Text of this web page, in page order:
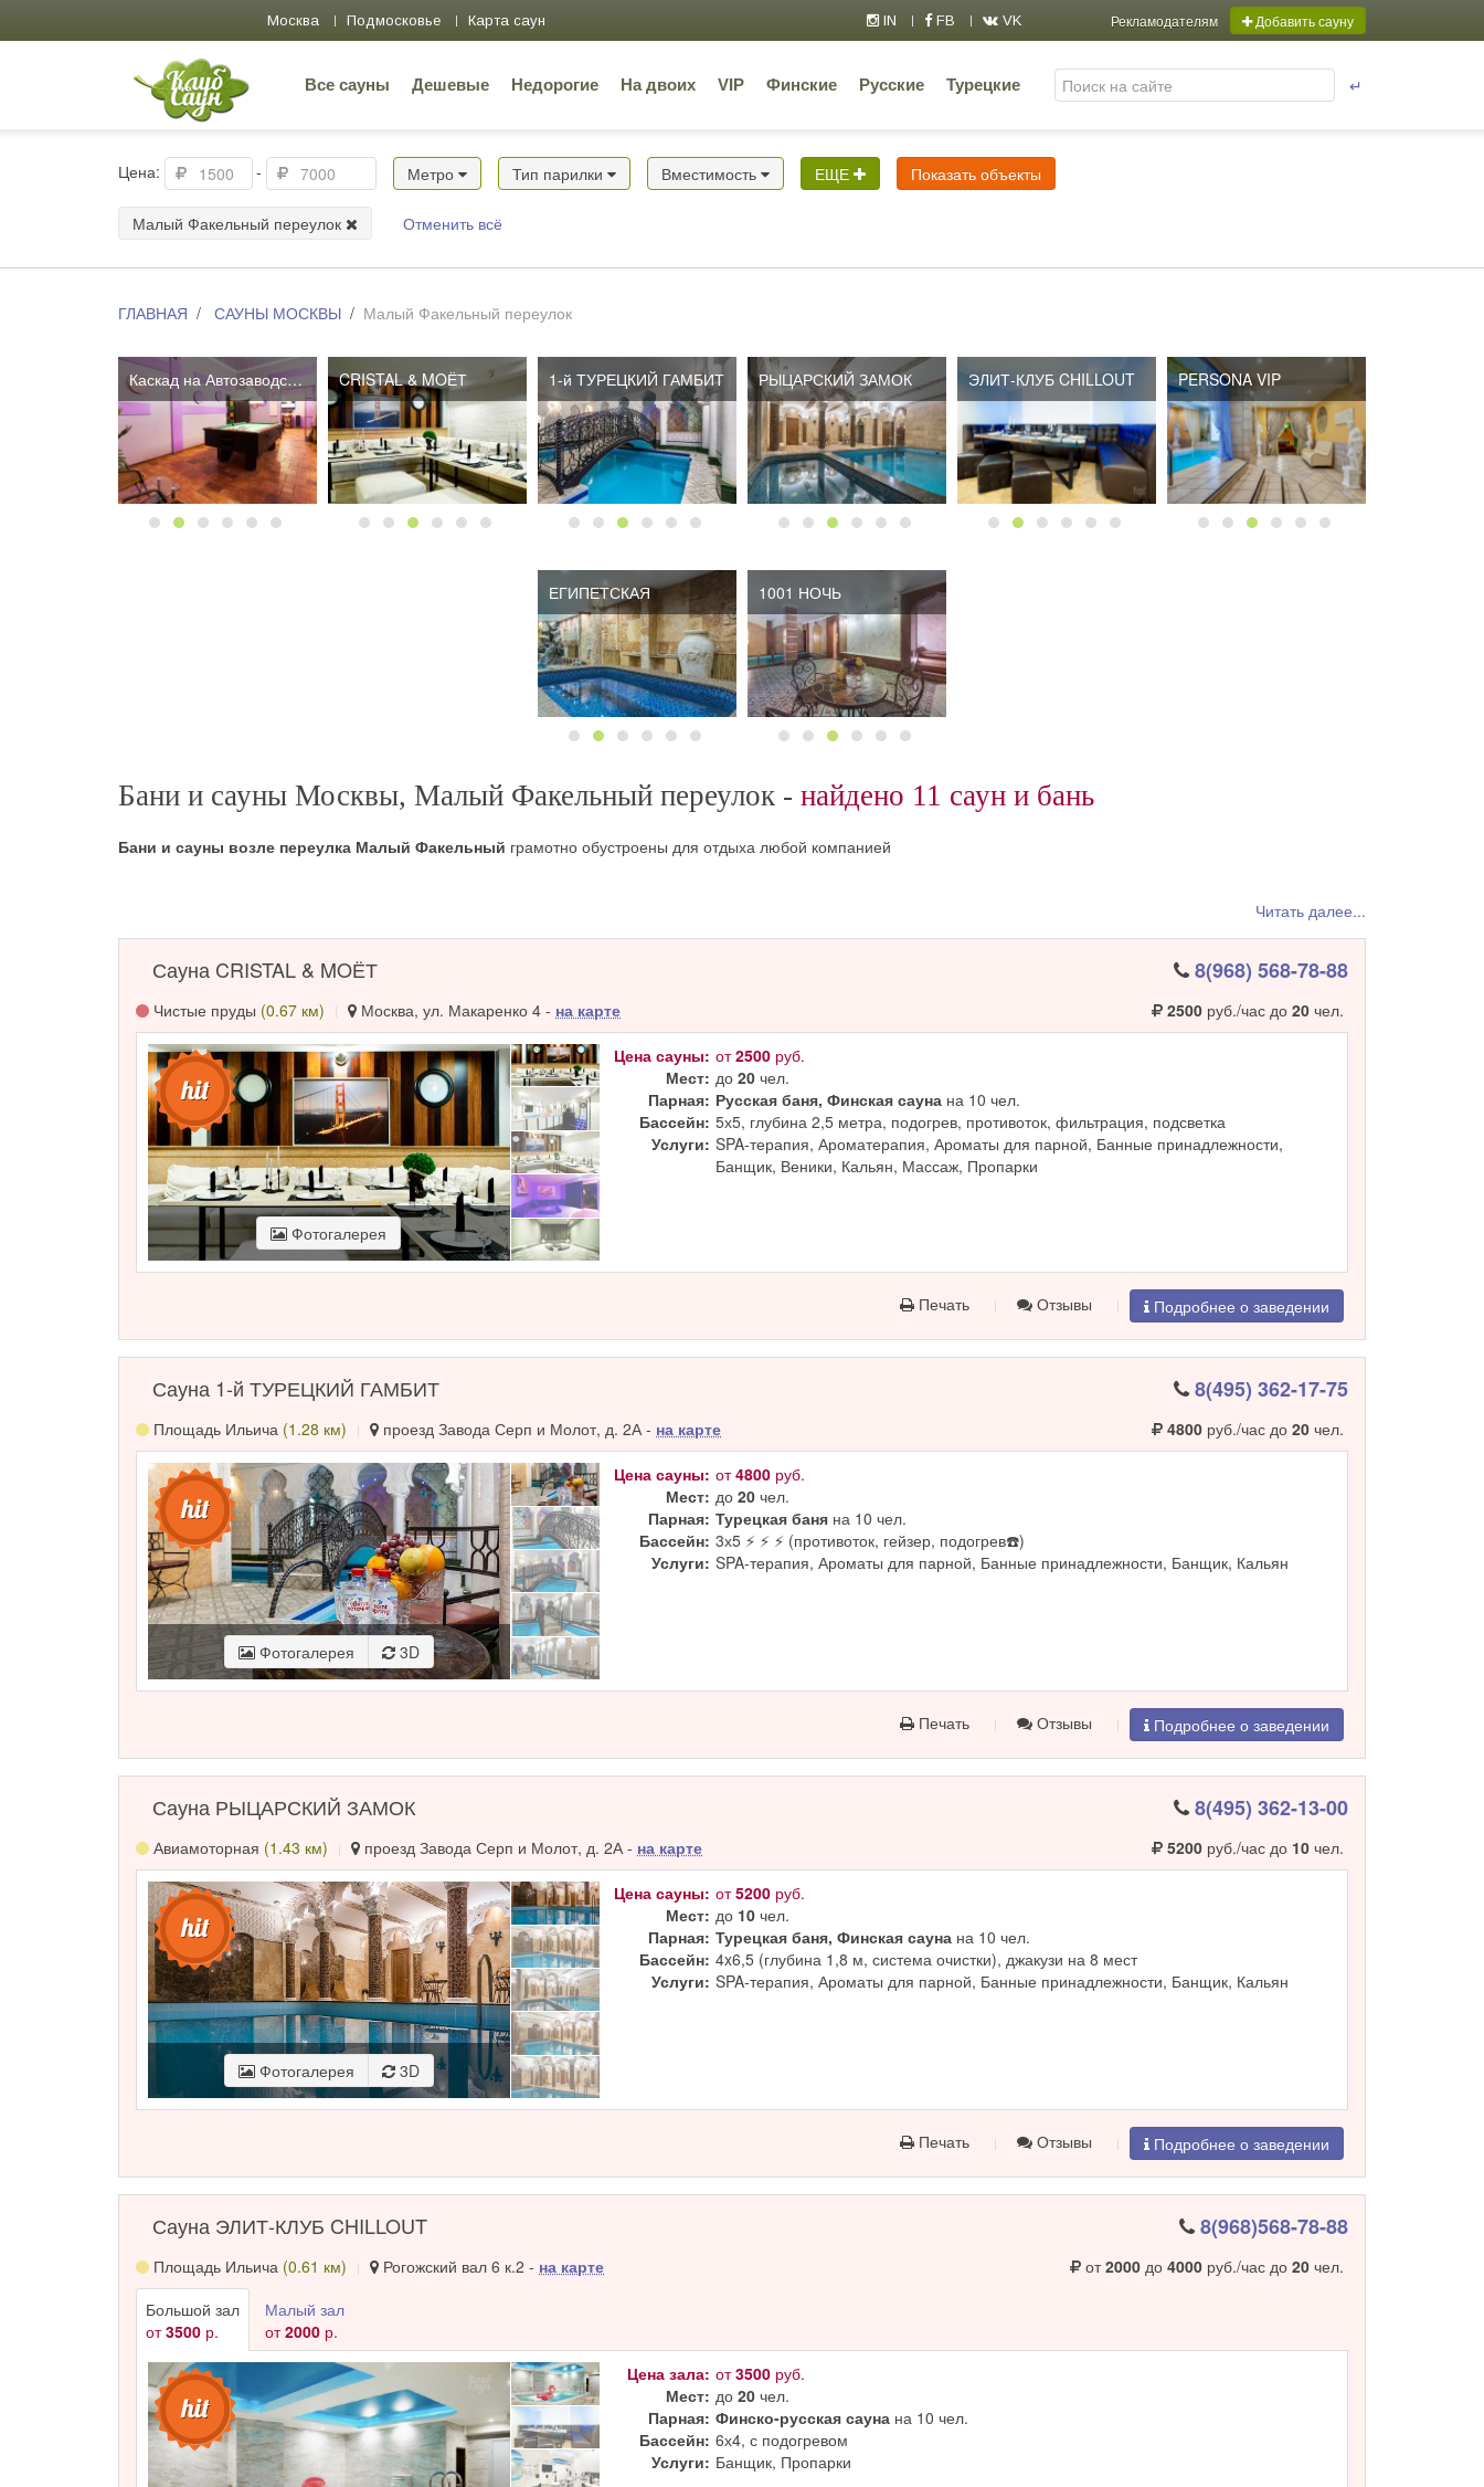
Москва Подмосковье Карта саун IN FB VK Добавить сауну
Рекламодателям
Все сауны Дешевые Недорогие На двоих VIP Финские Русские Турецкие ↵
Цена: - Метро Тип парилки Вместимость ЕЩЕ Показать объекты
Малый Факельный переулок Отменить всё
ГЛАВНАЯ САУНЫ МОСКВЫ Малый Факельный переулок
Каскад на Автозаводской CRISTAL & MOЁТ 1-й ТУРЕЦКИЙ ГАМБИТ РЫЦАРСКИЙ ЗАМОК ЭЛИТ-КЛУБ CHILLOUT PERSONA VIP
ЕГИПЕТСКАЯ 1001 НОЧЬ
Бани и сауны Москвы, Малый Факельный переулок - найдено 11 саун и бань
Бани и сауны возле переулка Малый Факельный грамотно обустроены для отдыха любой компанией
Читать далее...
Сауна CRISTAL & MOЁТ 8(968) 568-78-88
Чистые пруды (0.67 км) Москва, ул. Макаренко 4 - на карте 2500руб./час до 20чел.
Фотогалерея
Цена сауны: от2500 руб.
Мест: до20 чел.
Парная: Русская баня, Финская сауна на 10 чел.
Бассейн: 5х5, глубина 2,5 метра, подогрев, противоток, фильтрация, подсветка
Услуги: SPA-терапия, Ароматерапия, Ароматы для парной, Банные принадлежности,
Банщик, Веники, Кальян, Массаж, Пропарки
Печать Отзывы Подробнее о заведении
Сауна 1-й ТУРЕЦКИЙ ГАМБИТ 8(495) 362-17-75
Площадь Ильича (1.28 км) проезд Завода Серп и Молот, д. 2А - на карте 4800руб./час до 20чел.
Фотогалерея 3D
Цена сауны: от4800 руб.
Мест: до20 чел.
Парная: Турецкая баня на 10 чел.
Бассейн: 3х5 ⚡ ⚡ ⚡ (противоток, гейзер, подогрев☎️)
Услуги: SPA-терапия, Ароматы для парной, Банные принадлежности, Банщик, Кальян
Печать Отзывы Подробнее о заведении
Сауна РЫЦАРСКИЙ ЗАМОК 8(495) 362-13-00
Авиамоторная (1.43 км) проезд Завода Серп и Молот, д. 2А - на карте 5200руб./час до 10чел.
Фотогалерея 3D
Цена сауны: от5200 руб.
Мест: до 10 чел.
Парная: Турецкая баня, Финская сауна на 10 чел.
Бассейн: 4x6,5 (глубина 1,8 м, система очистки), джакузи на 8 мест
Услуги: SPA-терапия, Ароматы для парной, Банные принадлежности, Банщик, Кальян
Печать Отзывы Подробнее о заведении
Сауна ЭЛИТ-КЛУБ CHILLOUT 8(968)568-78-88
Площадь Ильича (0.61 км) Рогожский вал 6 к.2 - на карте от2000до 4000руб./час до 20чел.
Большой зал
от3500 р.
Малый зал
от2000 р.
Цена зала: от3500 руб.
Мест: до20 чел.
Парная: Финско-русская сауна на 10 чел.
Бассейн: 6х4, с подогревом
Услуги: Банщик, Пропарки